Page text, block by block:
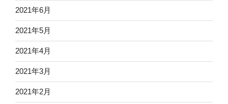
2021年6月
2021年5月
2021年4月
2021年3月
2021年2月